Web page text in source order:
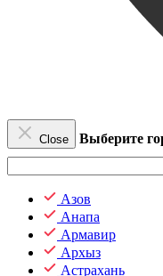
Close Выберите
Азов
Анапа
Армавир
Архыз
Астрахань